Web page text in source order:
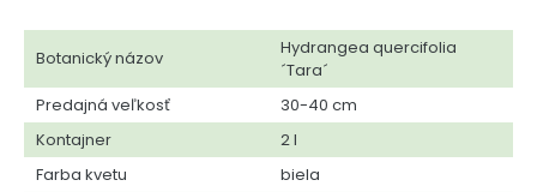
Botanický názov
Hydrangea quercifolia
´Tara´
Predajná veľkosť
30-40 cm
Kontajner
2 l
Farba kvetu
biela